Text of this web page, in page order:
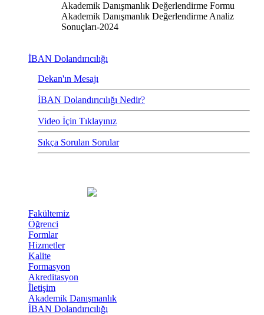
Akademik Danışmanlık Değerlendirme Formu
Akademik Danışmanlık Değerlendirme Analiz
Sonuçları-2024
İBAN Dolandırıcılığı
Dekan'ın Mesajı
İBAN Dolandırıcılığı Nedir?
Video İçin Tıklayınız
Sıkça Sorulan Sorular
Fakültemiz
Öğrenci
Formlar
Hizmetler
Kalite
Formasyon
Akreditasyon
İletişim
Akademik Danışmanlık
İBAN Dolandırıcılığı